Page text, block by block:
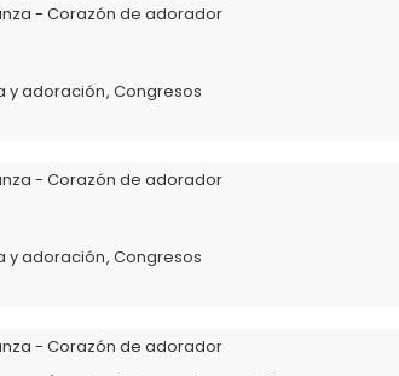
- Corazón de adorador
y adoración, Congresos
- Corazón de adorador
y adoración, Congresos
- Corazón de adorador